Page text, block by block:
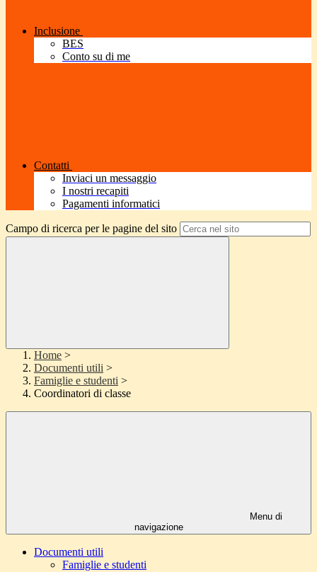
Inclusione
BES
Conto su di me
Contatti
Inviaci un messaggio
I nostri recapiti
Pagamenti informatici
Campo di ricerca per le pagine del sito
Home >
Documenti utili >
Famiglie e studenti >
Coordinatori di classe
Menu di
navigazione
Documenti utili
Famiglie e studenti